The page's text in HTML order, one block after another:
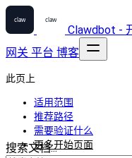
Clawdbot -
网关 平台 博客
搜索文档...
此页上
适用范围
推荐路径
需要验证什么
更多开始页面